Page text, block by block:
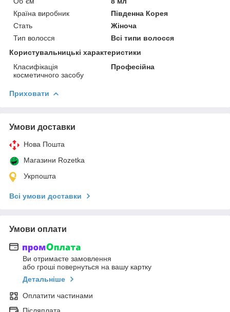
Країна виробник
Південна Корея
Стать
Жіноча
Тип волосся
Всі типи волосся
Користувальницькі характеристики
Класифікація
косметичного засобу
Професійна
Приховати
Умови доставки
Нова Пошта
Магазини Rozetka
Укрпошта
Всі умови доставки
Умови оплати
Ви отримаєте замовлення
або гроші повернуться на вашу картку
Детальніше
Оплатити частинами